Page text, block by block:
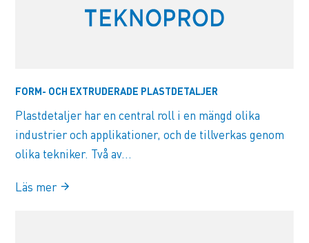
FORM- OCH EXTRUDERADE PLASTDETALJER
Plastdetaljer har en central roll i en mängd olika
industrier och applikationer, och de tillverkas genom
olika tekniker. Två av...
Läs mer